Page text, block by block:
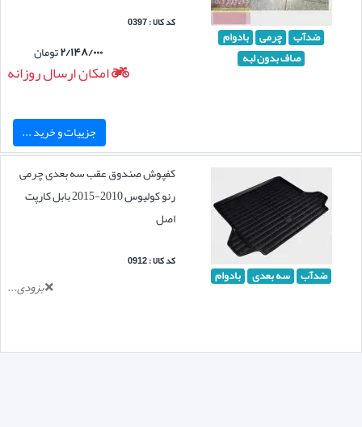
ضدآب چرمی بادوام
صاف بدون لبه
کد کالا : 0397
۲/۱۴۸/۰۰۰تومان
امکان ارسال روزانه
جزییات و خرید ...
ضدآب سه بعدی بادوام
کفپوش صندوق عقب سه بعدی چرمی
رنو کولیوس 2010-2015 بابل کارپت
اصل
کد کالا : 0912
بزودی...